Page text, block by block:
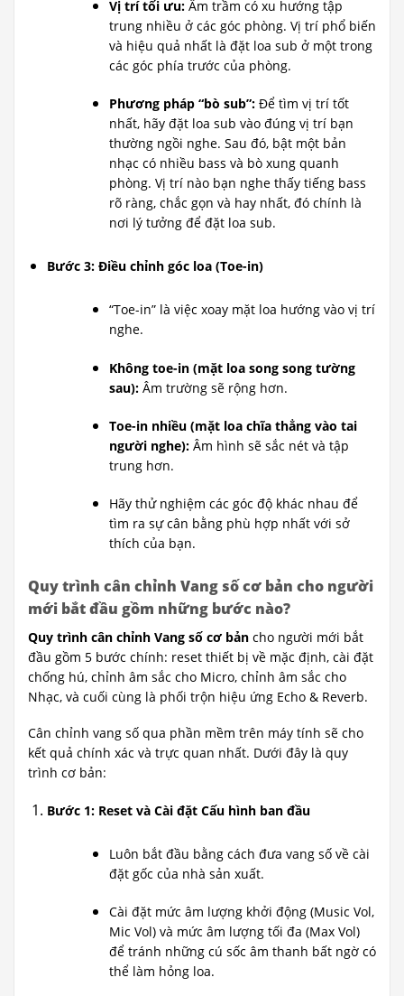
Vị trí tối ưu:Âm trầm có xu hướng tập
trung nhiều ở các góc phòng. Vị trí phổ biến
và hiệu quả nhất là đặt loa sub ở một trong
các góc phía trước của phòng.
Phương pháp “bò sub”:Để tìm vị trí tốt
nhất, hãy đặt loa sub vào đúng vị trí bạn
thường ngồi nghe. Sau đó, bật một bản
nhạc có nhiều bass và bò xung quanh
phòng. Vị trí nào bạn nghe thấy tiếng bass
rõ ràng, chắc gọn và hay nhất, đó chính là
nơi lý tưởng để đặt loa sub.
Bước 3: Điều chỉnh góc loa (Toe-in)
“Toe-in” là việc xoay mặt loa hướng vào vị trí
nghe.
Không toe-in (mặt loa song song tường
sau):Âm trường sẽ rộng hơn.
Toe-in nhiều (mặt loa chĩa thẳng vào tai
người nghe):Âm hình sẽ sắc nét và tập
trung hơn.
Hãy thử nghiệm các góc độ khác nhau để
tìm ra sự cân bằng phù hợp nhất với sở
thích của bạn.
Quy trình cân chỉnh Vang số cơ bản cho người
mới bắt đầu gồm những bước nào?
Quy trình cân chỉnh Vang số cơ bản cho người mới bắt
đầu gồm 5 bước chính: reset thiết bị về mặc định, cài đặt
chống hú, chỉnh âm sắc cho Micro, chỉnh âm sắc cho
Nhạc, và cuối cùng là phối trộn hiệu ứng Echo & Reverb.
Cân chỉnh vang số qua phần mềm trên máy tính sẽ cho
kết quả chính xác và trực quan nhất. Dưới đây là quy
trình cơ bản:
Bước 1: Reset và Cài đặt Cấu hình ban đầu
Luôn bắt đầu bằng cách đưa vang số về cài
đặt gốc của nhà sản xuất.
Cài đặt mức âm lượng khởi động (Music Vol,
Mic Vol) và mức âm lượng tối đa (Max Vol)
để tránh những cú sốc âm thanh bất ngờ có
thể làm hỏng loa.